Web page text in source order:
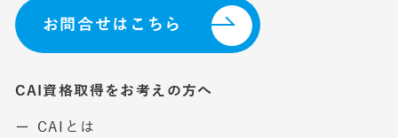
お問合せはこちら
CAI資格取得をお考えの方へ
ー CAIとは